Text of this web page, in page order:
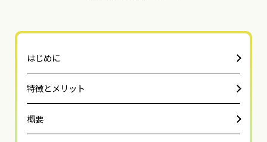
はじめに
特徴とメリット
概要